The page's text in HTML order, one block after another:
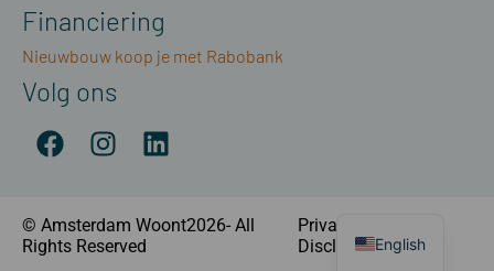
Financiering
Nieuwbouw koop je met Rabobank
Volg ons
© Amsterdam Woont2026- All
Rights Reserved
Privacyverklaring
DisclaimerEnglish